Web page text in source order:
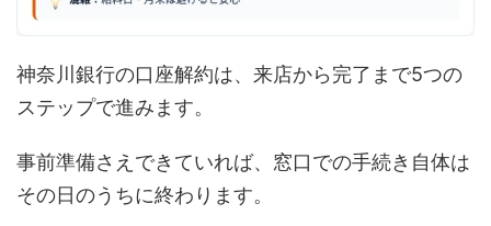
神奈川銀行の口座解約は、来店から完了まで5つの
ステップで進みます。
事前準備さえできていれば、窓口での手続き自体は
その日のうちに終わります。